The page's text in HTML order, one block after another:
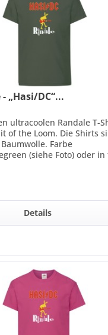
„Hasi/DC“...
ultracoolen Randale T-
of the Loom. Die Shirts
Farbe
(siehe Foto) oder
Details